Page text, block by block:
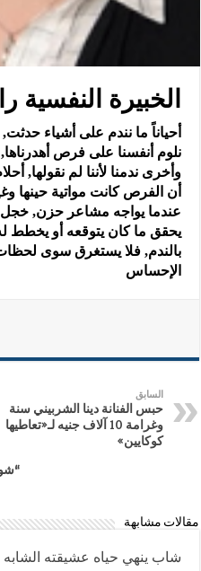
الخبيرة النفسية
أحياناً ما نندم على أشياء
نلوم أنفسنا على فرص أهدرناها,
وأخرى ندمنا لأننا لم نقولها,
أن الفرص كانت مواتية حينها
عندما يواجه مشاعر حزن, خجل,
يحقق ما كان يتوقعه أو يخطط
بالندم, فلا يستغرق سوى لحظات
الإحساس
السابق
حبس الفنانة دينا الشربيني سنة
وغرامة 10 آلاف جنيه لـ«تعاطيها
كوكايين»
مقالات مشابهة
شاب ينهي حياه عشيقته الشابه